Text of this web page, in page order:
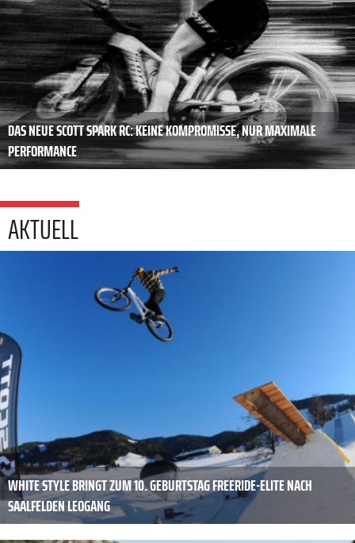
DAS NEUE SCOTT SPARK RC: KEINE KOMPROMISSE, NUR MAXIMALE
PERFORMANCE
AKTUELL
WHITE STYLE BRINGT ZUM 10. GEBURTSTAG FREERIDE-ELITE NACH
SAALFELDEN LEOGANG